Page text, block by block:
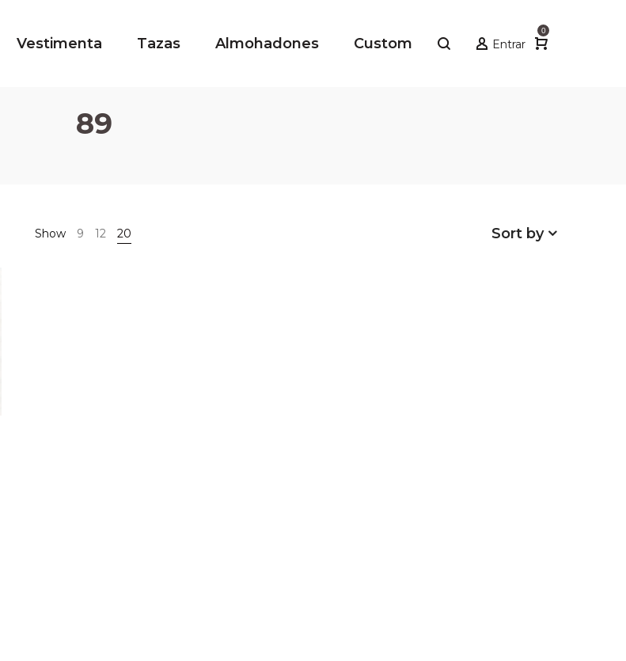
Entrar
0
Vestimenta Tazas Almohadones Custom
89
Show 9 12 20 Sort by